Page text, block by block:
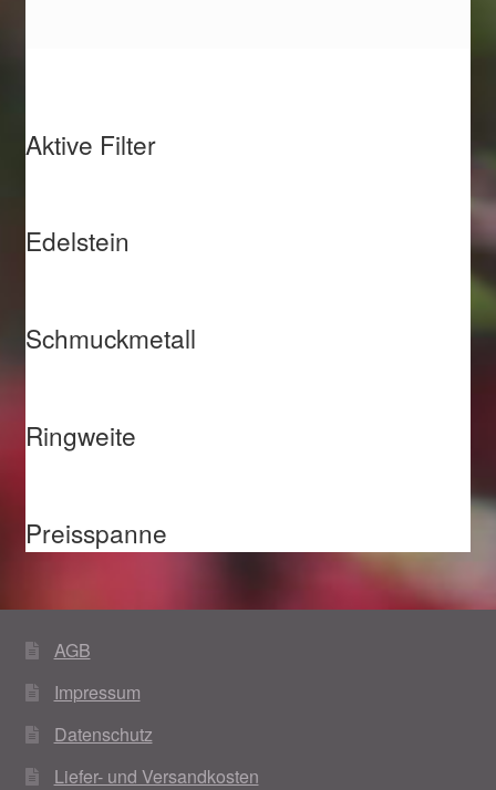
Aktive Filter
Edelstein
Schmuckmetall
Ringweite
Preisspanne
AGB
Impressum
Datenschutz
Liefer- und Versandkosten